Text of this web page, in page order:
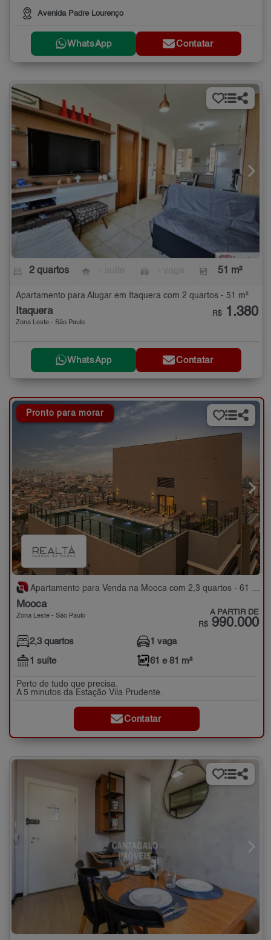
Avenida Padre Lourenço
WhatsApp Contatar
2 quartos 51 m²
Apartamento para Alugar em Itaquera com 2 quartos - 51 m²
Itaquera
Zona Leste - São Paulo
R$ 1.380
WhatsApp Contatar
Pronto para morar
Apartamento para Venda na Mooca com 2,3 quartos - 61 e 81 m²
Mooca
Zona Leste - São Paulo A PARTIR DE
R$ 990.000
2,3 quartos
1 suíte
1 vaga
61 e 81 m²
Perto de tudo que precisa.
A 5 minutos da Estação Vila Prudente.
Contatar